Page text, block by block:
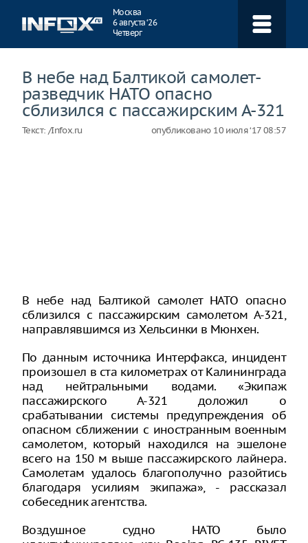
Москва
6 августа ‘26
Четверг
В небе над Балтикой самолет-
разведчик НАТО опасно
сблизился с пассажирским А-321
Текст: /Infox.ru опубликовано 10 июля ‘17 08:57
В небе над Балтикой самолет НАТО опасно
сблизился с пассажирским самолетом А-321,
направлявшимся из Хельсинки в Мюнхен.
По данным источника Интерфакса, инцидент
произошел в ста километрах от Калининграда
над нейтральными водами. «Экипаж
пассажирского А-321 доложил о
срабатывании системы предупреждения об
опасном сближении с иностранным военным
самолетом, который находился на эшелоне
всего на 150 м выше пассажирского лайнера.
Самолетам удалось благополучно разойтись
благодаря усилиям экипажа», - рассказал
собеседник агентства.
Воздушное судно НАТО было